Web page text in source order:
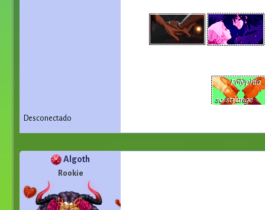
Desconectado
Algoth
Rookie